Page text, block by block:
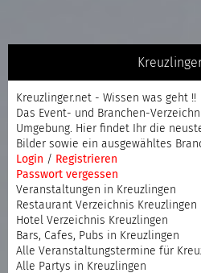
Kreuzlinger.net - Wissen was geht !!
Das Event- und Branchen-
Umgebung. Hier findet Ihr die
Bilder sowie ein ausgewähltes
Login / Registrieren
Passwort vergessen
Veranstaltungen in Kreuzlingen
Restaurant Verzeichnis Kreuzlingen
Hotel Verzeichnis Kreuzlingen
Bars, Cafes, Pubs in Kreuzlingen
Alle Veranstaltungstermine für
Alle Partys in Kreuzlingen